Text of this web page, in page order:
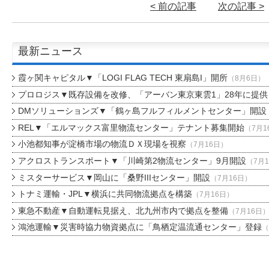
< 前の記事 次の記事 >
最新ニュース
霞ヶ関キャピタル▼「LOGI FLAG TECH 東扇島I」開所（8月6日）
プロロジス▼既存設備を改修、「アーバン東京東雲1」28年に提供
DMソリューションズ▼「鶴ヶ島フルフィルメントセンター」開設
REL▼「エルマックス富里物流センター」テナント募集開始（7月
小池都知事が淀橋市場の物流ＤＸ現場を視察 （7月16日）
アクロストランスポート▼「川崎第2物流センター」9月開設 （7月
ミスターサービス▼岡山に「桑野IIIセンター」開設 （7月16日）
トナミ運輸・JPL▼横浜に共同物流拠点を構築（7月16日）
東急不動産▼自動運転見据え、北九州市内で拠点を整備（7月16日）
鴻池運輸▼災害時協力物資拠点に「鳥栖定温流通センター」登録